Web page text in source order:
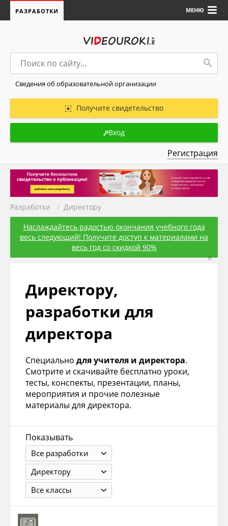
МЕНЮ
РАЗРАБОТКИ
Сведения об образовательной организации
Получите свидетельство
Вход
Регистрация
Разработки / Директору
Наслаждайтесь радостью окончания учебного года
весь следующий! Получите доступ к материалами на
весь год со скидкой 90%
×
Директору,
разработки для
директора
Специально для учителя и директора.
Смотрите и скачивайте бесплатно уроки,
тесты, конспекты, презентации, планы,
мероприятия и прочие полезные
материалы для директора.
Показывать
Все разработки
Директору
Все классы